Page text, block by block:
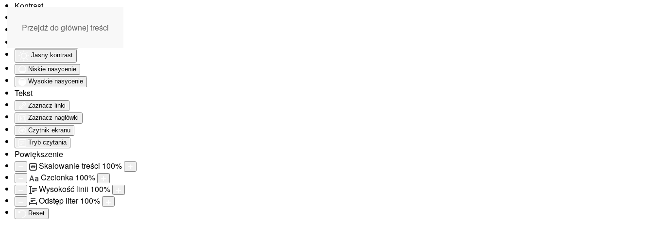
Kontrast
Monochromatyczny
Jasny kontrast
Niskie nasycenie
Wysokie nasycenie
Tekst
Zaznacz linki
Zaznacz nagłówki
Czytnik ekranu
Tryb czytania
Powiększenie
Skalowanie treści 100%
Aa Czcionka 100%
Wysokość linii 100%
Odstęp liter100%
Reset
Przejdź do głównej treści